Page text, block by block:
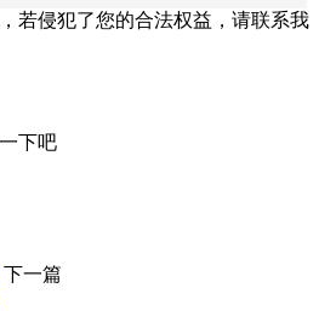
若侵犯了您的合法权益，请联系我
下吧
下一篇